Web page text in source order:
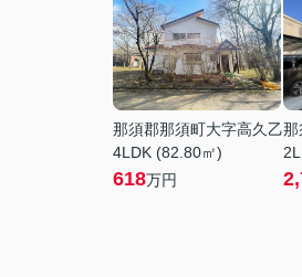
那須郡那須町大字高久乙
4LDK (82.80㎡)
618万円
那